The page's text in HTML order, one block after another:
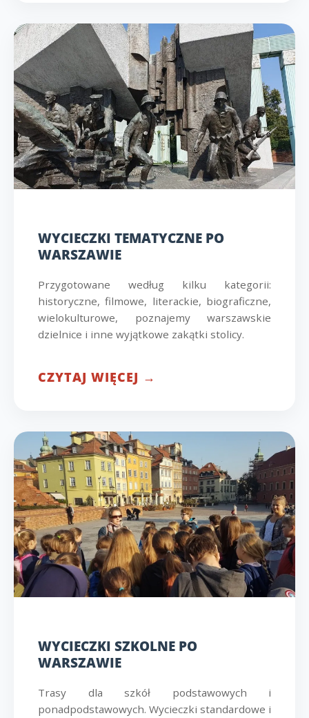
WYCIECZKI TEMATYCZNE PO
WARSZAWIE
Przygotowane według kilku kategorii:
historyczne, filmowe, literackie, biograficzne,
wielokulturowe, poznajemy warszawskie
dzielnice i inne wyjątkowe zakątki stolicy.
CZYTAJ WIĘCEJ →
WYCIECZKI SZKOLNE PO
WARSZAWIE
Trasy dla szkół podstawowych i
ponadpodstawowych. Wycieczki standardowe i